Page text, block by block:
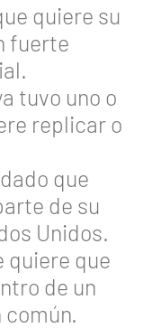
quiere su
fuerte
tuvo uno o
replicar o
que
de su
Unidos.
quiere que
de un
común.